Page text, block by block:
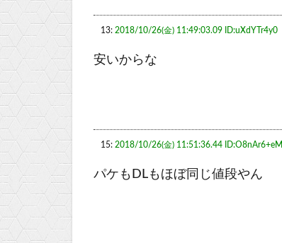
13: 2018/10/26(金) 11:49:03.09 ID:uXdYTr4y0
安いからな
15: 2018/10/26(金) 11:51:36.44 ID:O8nAr6+eM
パケもDLもほぼ同じ値段やん